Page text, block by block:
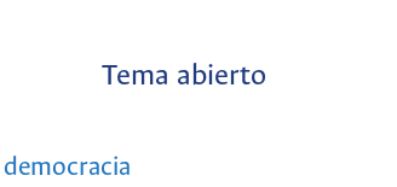
Tema abierto